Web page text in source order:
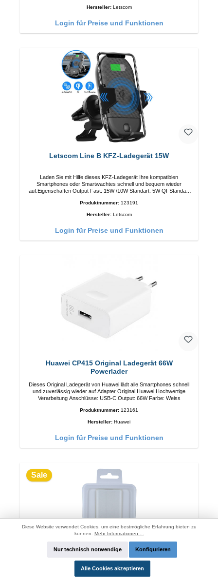
Hersteller: Letscom
Login für Preise und Funktionen
Letscom Line B KFZ-Ladegerät 15W
Laden Sie mit Hilfe dieses KFZ-Ladegerät Ihre kompatiblen
Smartphones oder Smartwachtes schnell und bequem wieder
auf.Eigenschaften Output Fast: 15W /10W Standart: 5W QI-Standart
Produktnummer: 123191
Hersteller: Letscom
Login für Preise und Funktionen
Huawei CP415 Original Ladegerät 66W
Powerlader
Dieses Original Ladegerät von Huawei lädt alle Smartphones schnell
und zuverlässig wieder auf.Adapter Original Huawei Hochwertige
Verarbeitung Anschlüsse: USB-C Output: 66W Farbe: Weiss
Produktnummer: 123161
Hersteller: Huawei
Login für Preise und Funktionen
Sale
OPPO OP52JAEH Original Ladegerät 10W
Diese Website verwendet Cookies, um eine bestmögliche Erfahrung bieten zu
können. Mehr Informationen ...
Nur technisch notwendige Konfigurieren
Alle Cookies akzeptieren